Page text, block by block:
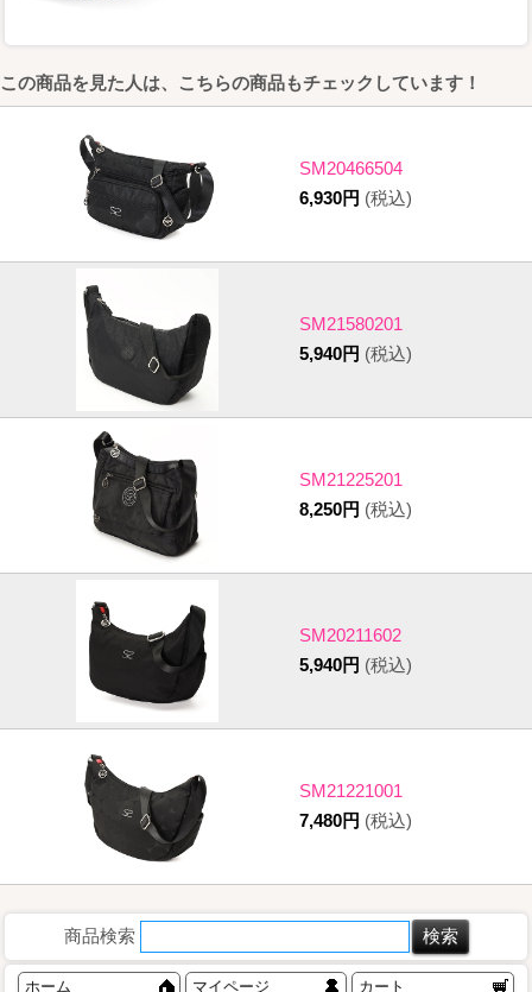
この商品を見た人は、こちらの商品もチェックしています！
SM20466504
6,930円 (税込)
SM21580201
5,940円 (税込)
SM21225201
8,250円 (税込)
SM20211602
5,940円 (税込)
SM21221001
7,480円 (税込)
商品検索
ホーム マイページ カート